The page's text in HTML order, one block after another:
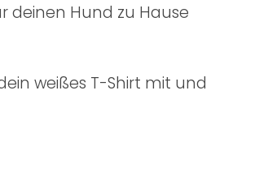
deinen Hund zu Hause
weißes T-Shirt mit und